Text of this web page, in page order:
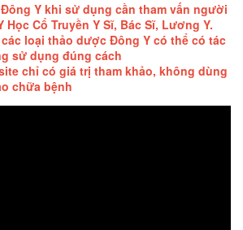
Y khi sử dụng cần tham vấn người
Học Cổ Truyền Y Sĩ, Bác Sĩ, Lương Y.
loại thảo dược Đông Y có thể có tác
sử dụng đúng cách
chỉ có giá trị tham khảo, không dùng
chữa bệnh